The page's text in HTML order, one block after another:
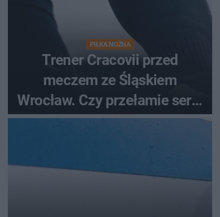
PIŁKA NOŻNA
Trener Cracovii przed
meczem ze Śląskiem
Wrocław. Czy przełamie serię
bez wygranej?